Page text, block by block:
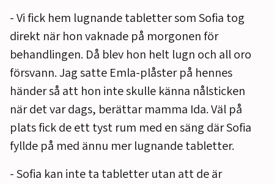
- Vi fick hem lugnande tabletter som Sofia tog
direkt när hon vaknade på morgonen för
behandlingen. Då blev hon helt lugn och all oro
försvann. Jag satte Emla-plåster på hennes
händer så att hon inte skulle känna nålsticken
när det var dags, berättar mamma Ida. Väl på
plats fick de ett tyst rum med en säng där Sofia
fyllde på med ännu mer lugnande tabletter.
- Sofia kan inte ta tabletter utan att de är